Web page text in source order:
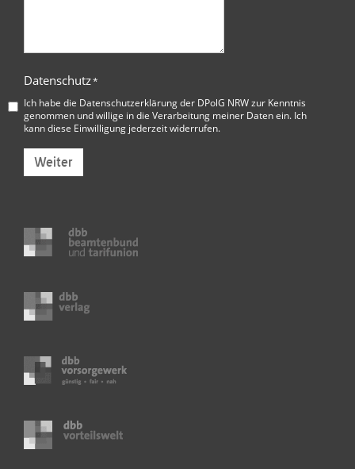
Datenschutz*
Ich habe die Datenschutzerklärung der DPolG NRWzur Kenntnis
genommen und willige in die Verarbeitung meiner Daten ein. Ich
kann diese Einwilligung jederzeit widerrufen.
Weiter